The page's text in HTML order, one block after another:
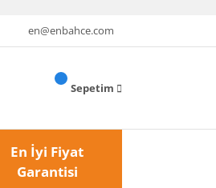
en@enbahce.com
Sepetim
En İyi Fiyat
Garantisi